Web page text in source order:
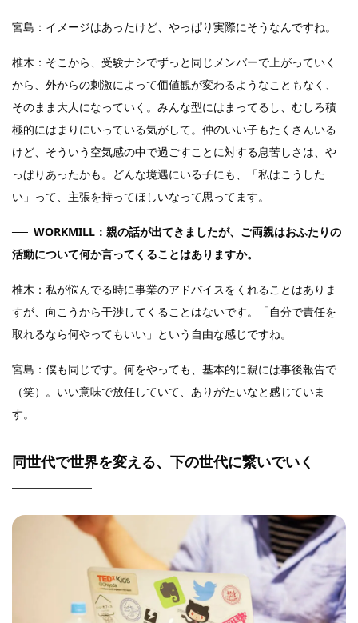
宮島：イメージはあったけど、やっぱり実際にそうなんですね。
椎木：そこから、受験ナシでずっと同じメンバーで上がっていく
から、外からの刺激によって価値観が変わるようなこともなく、
そのまま大人になっていく。みんな型にはまってるし、むしろ積
極的にはまりにいっている気がして。仲のいい子もたくさんいる
けど、そういう空気感の中で過ごすことに対する息苦しさは、や
っぱりあったかも。どんな境遇にいる子にも、「私はこうした
い」って、主張を持ってほしいなって思ってます。
WORKMILL：親の話が出てきましたが、ご両親はおふたりの
活動について何か言ってくることはありますか。
椎木：私が悩んでる時に事業のアドバイスをくれることはありま
すが、向こうから干渉してくることはないです。「自分で責任を
取れるなら何やってもいい」という自由な感じですね。
宮島：僕も同じです。何をやっても、基本的に親には事後報告で
（笑）。いい意味で放任していて、ありがたいなと感じていま
す。
同世代で世界を変える、下の世代に繋いでいく